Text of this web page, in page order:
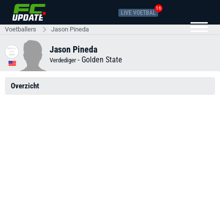
LIVE VOETBAL
16
Voetballers Jason Pineda
Jason Pineda
Verdediger - Golden State
Overzicht